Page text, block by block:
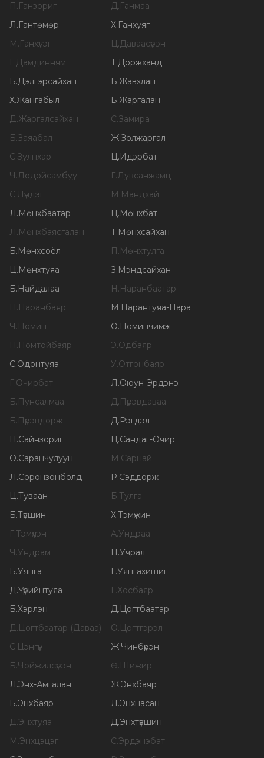
П.Ганзориг Д.Ганмаа
Л.Гантөмөр Х.Ганхуяг
М.Ганхүлэг Ц.Даваасүрэн
Г.Дамдинням Т.Доржханд
Б.Дэлгэрсайхан Б.Жавхлан
Х.Жангабыл Б.Жаргалан
Д.Жаргалсайхан С.Замира
Б.Заяабал Ж.Золжаргал
С.Зулпхар Ц.Идэрбат
Ч.Лодойсамбуу Г.Лувсанжамц
С.Лүндэг М.Мандхай
Л.Мөнхбаатар Ц.Мөнхбат
Л.Мөнхбаясгалан Т.Мөнхсайхан
Б.Мөнхсоёл П.Мөнхтулга
Ц.Мөнхтуяа З.Мэндсайхан
Б.Найдалаа Н.Наранбаатар
П.Наранбаяр М.Нарантуяа-Нара
Ч.Номин О.Номинчимэг
Н.Номтойбаяр Э.Одбаяр
С.Одонтуяа У.Отгонбаяр
Г.Очирбат Л.Оюун-Эрдэнэ
Б.Пунсалмаа Д.Пүрэвдаваа
Б.Пүрэвдорж Д.Рэгдэл
П.Сайнзориг Ц.Сандаг-Очир
О.Саранчулуун М.Сарнай
Л.Соронзонболд Р.Сэддорж
Ц.Туваан Б.Тулга
Б.Түвшин Х.Тэмүүжин
Г.Тэмүүлэн А.Ундраа
Ч.Ундрам Н.Учрал
Б.Уянга Г.Уянгахишиг
Д.Үүрийнтуяа Г.Хосбаяр
Б.Хэрлэн Д.Цогтбаатар
Д.Цогтбаатар (Даваа) О.Цогтгэрэл
С.Цэнгүүн Ж.Чинбүрэн
Б.Чойжилсүрэн Ө.Шижир
Л.Энх-Амгалан Ж.Энхбаяр
Б.Энхбаяр Л.Энхнасан
Д.Энхтуяа Д.Энхтүвшин
М.Энхцэцэг С.Эрдэнэбат